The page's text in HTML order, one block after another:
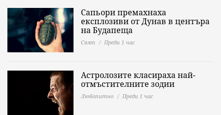
Сапьори премахнаха
експлозиви от Дунав в центъра
на Будапеща
Свят Преди 1 час
Астролозите класираха най-
отмъстителните зодии
Любопитно Преди 1 час